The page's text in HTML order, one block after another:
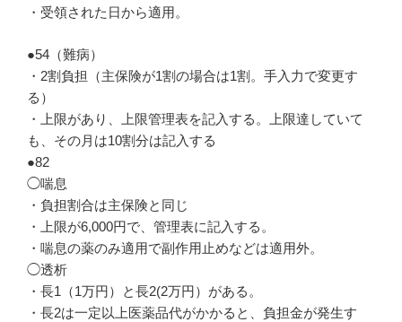
・受領された日から適用。
●54（難病）
・2割負担（主保険が1割の場合は1割。手入力で変更す
る）
・上限があり、上限管理表を記入する。上限達していて
も、その月は10割分は記入する
●82
◯喘息
・負担割合は主保険と同じ
・上限が6,000円で、管理表に記入する。
・喘息の薬のみ適用で副作用止めなどは適用外。
◯透析
・長1（1万円）と長2(2万円）がある。
・長2は一定以上医薬品代がかかると、負担金が発生す